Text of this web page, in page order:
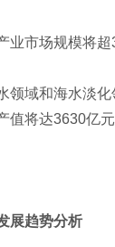
市场规模将超
域和海水淡化
值将达3630亿
趋势分析